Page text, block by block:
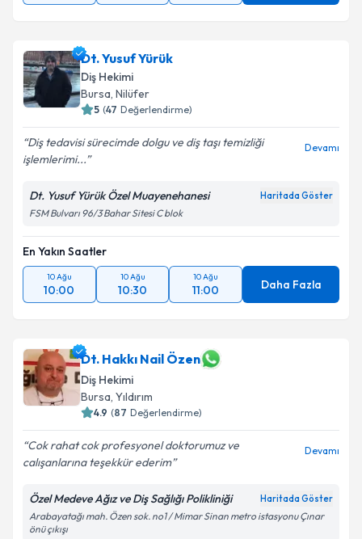
Dt. Yusuf Yürük
Diş Hekimi
Bursa, Nilüfer
5 (47 Değerlendirme)
Diş tedavisi sürecimde dolgu ve diş taşı temizliği
işlemlerimi...
Devamı
Dt. Yusuf Yürük Özel Muayenehanesi Haritada Göster
FSM Bulvarı 96/3 Bahar Sitesi C blok
En Yakın Saatler
10 Ağu
10:00
10 Ağu
10:30
10 Ağu
11:00 Daha Fazla
Dt. Hakkı Nail Özen
Diş Hekimi
Bursa, Yıldırım
4.9 (87 Değerlendirme)
Cok rahat cok profesyonel doktorumuz ve
calışanlarına teşekkür ederim
Devamı
Özel Medeve Ağız ve Diş Sağlığı Polikliniği Haritada Göster
Arabayatağı mah. Özen sok. no1 / Mimar Sinan metro istasyonu Çınar
önü çıkışı